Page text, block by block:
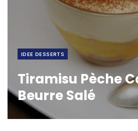
IDEE DESSERTS
Tiramisu Pèche
Beurre Salé